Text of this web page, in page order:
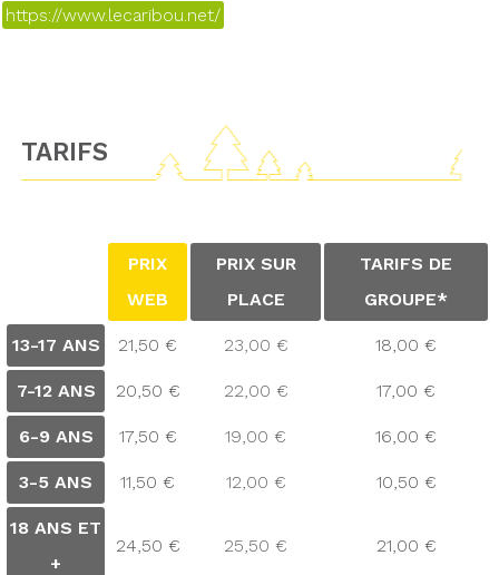
https://www.lecaribou.net/
TARIFS
PRIX
WEB
PRIX SUR
PLACE
TARIFS DE
GROUPE*
13-17 ANS 21,50 € 23,00 € 18,00 €
7-12 ANS 20,50 € 22,00 € 17,00 €
6-9 ANS 17,50 € 19,00 € 16,00 €
3-5 ANS 11,50 € 12,00 € 10,50 €
18 ANS ET
+
24,50 € 25,50 € 21,00 €